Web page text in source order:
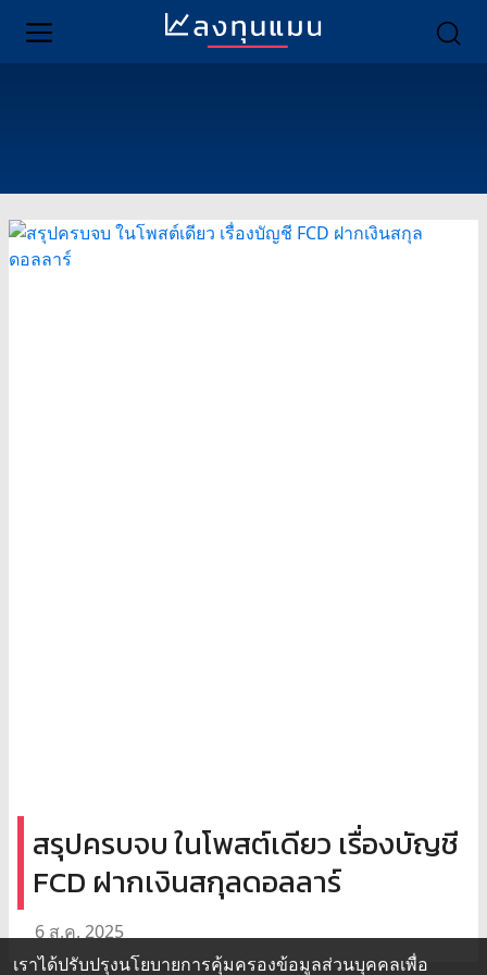
สรุปครบจบ ในโพสต์เดียว เรื่องบัญชี
FCD ฝากเงินสกุลดอลลาร์
6 ส.ค. 2025
เราได้ปรับปรุงนโยบายการคุ้มครองข้อมูลส่วนบุคคลเพื่อ